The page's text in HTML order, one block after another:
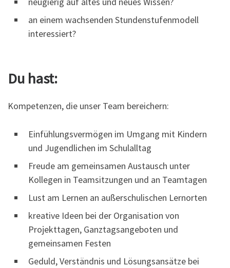
an einem wachsenden Stundenstufenmodell
interessiert?
Du hast:
Kompetenzen, die unser Team bereichern:
Einfühlungsvermögen im Umgang mit Kindern
und Jugendlichen im Schulalltag
Freude am gemeinsamen Austausch unter
Kollegen in Teamsitzungen und an Teamtagen
Lust am Lernen an außerschulischen Lernorten
kreative Ideen bei der Organisation von
Projekttagen, Ganztagsangeboten und
gemeinsamen Festen
Geduld, Verständnis und Lösungsansätze bei